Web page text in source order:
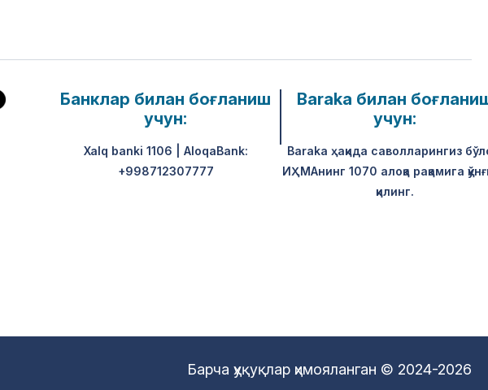
Банклар билан боғланиш
учун:
Xalq banki 1106 | AloqaBank:
+998712307777
Baraka билан
учун:
Baraka ҳақида саволларингиз
ИҲМАнинг 1070 алоқа рақамига
қилинг.
Барча ҳуқуқлар ҳимояланган © 2024-2026